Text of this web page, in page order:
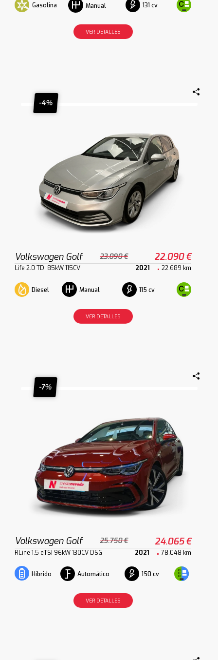
Gasolina Manual 131 cv
VER DETALLES
-4%
Volkswagen Golf 23.090 € 22.090 €
Life 2.0 TDI 85kW 115CV 2021 22.689 km
Diesel Manual 115 cv
VER DETALLES
-7%
Volkswagen Golf 25.750 € 24.065 €
RLine 1.5 eTSI 96kW 130CV DSG 2021 78.048 km
Híbrido Automático 150 cv
VER DETALLES